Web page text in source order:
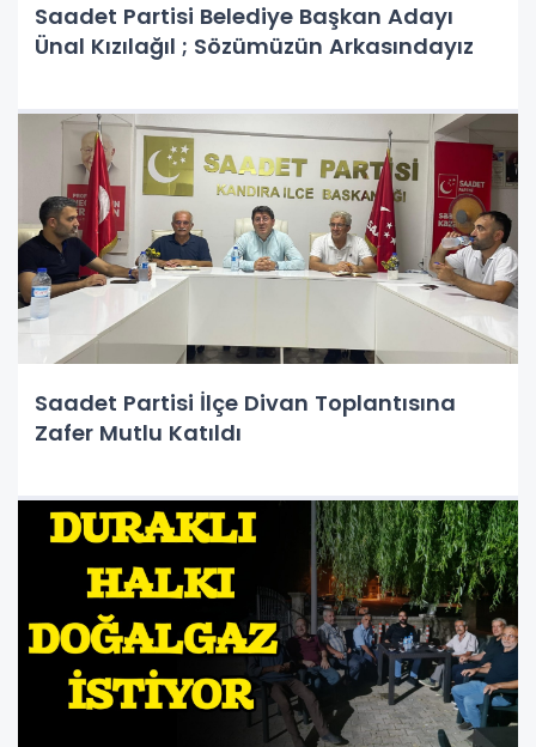
Saadet Partisi Belediye Başkan Adayı
Ünal Kızılağıl ; Sözümüzün Arkasındayız
Saadet Partisi İlçe Divan Toplantısına
Zafer Mutlu Katıldı